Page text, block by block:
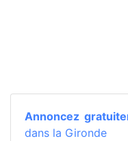
Annoncez
dans la Gironde